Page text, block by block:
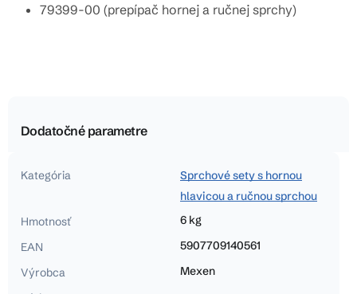
79399-00 (prepípač hornej a ručnej sprchy)
Dodatočné parametre
Kategória
Sprchové sety s hornou
hlavicou a ručnou sprchou
Hmotnosť
6 kg
EAN
5907709140561
Výrobca
Mexen